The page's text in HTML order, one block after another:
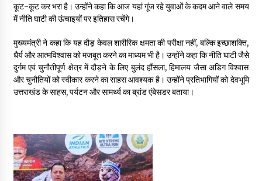
Thought Of The Day 10 May
May 10, 2022
Thought Of The Day 9 May
May 9, 2022
कूट-कूट कर भरा है। उन्होंने कहा कि आज यहां गूंज रहे युवाओं के कदम आने वाले समय
में नीति घाटी की ऊंचाइयों पर इतिहास रचेंगे।
मुख्यमंत्री ने कहा कि यह दौड़ केवल शारीरिक क्षमता की परीक्षा नहीं, बल्कि इच्छाशक्ति,
धैर्य और आत्मविश्वास को मजबूत करने का माध्यम भी है। उन्होंने कहा कि नीति घाटी जैसे
दुर्गम एवं चुनौतीपूर्ण क्षेत्र में दौड़ने के लिए बुलंद हौंसला, हिमालय जैसा अडिग विश्वास
और चुनौतियों को स्वीकार करने का साहस आवश्यक है। उन्होंने प्रतिभागियों को देवभूमि
उत्तराखंड के साहस, पर्यटन और सामर्थ्य का ब्रांड एंबेसडर बताया।